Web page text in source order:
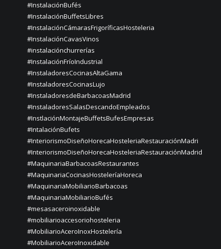
#InstalaciónBufés
#InstalaciónBuffetsLibres
#InstalaciónCámarasFrigoríficasHosteleria
#InstalaciónCavasVinos
#instalaciónchurrerías
#InstalaciónFríoIndustrial
#InstaladoresCocinasAltaGama
#InstaladoresCocinasLujo
#InstaladoresdeBarbacoasMadrid
#InstaladoresSalasDescandoEmpleados
#InstlaciónMontajeBuffetsBufesEmpresas
#IntalaciónBufets
#InteriorismoDiseñoHorecaHosteleriaRestauraciónMadri
#InteriorismoDiseñoHorecaHosteleriaRestauraciónMadrid
#MaquinariaBarbacoasRestaurantes
#MaquinariaCocinasHosteleríaHoreca
#MaquinariaMobiliarioBarbacoas
#MaquinariaMobiliarioBufés
#mesasaceroinoxidable
#mobiliarioaccesoriohosteleria
#MobiliarioAceroInoxHostelería
#MobiliarioAceroInoxidable